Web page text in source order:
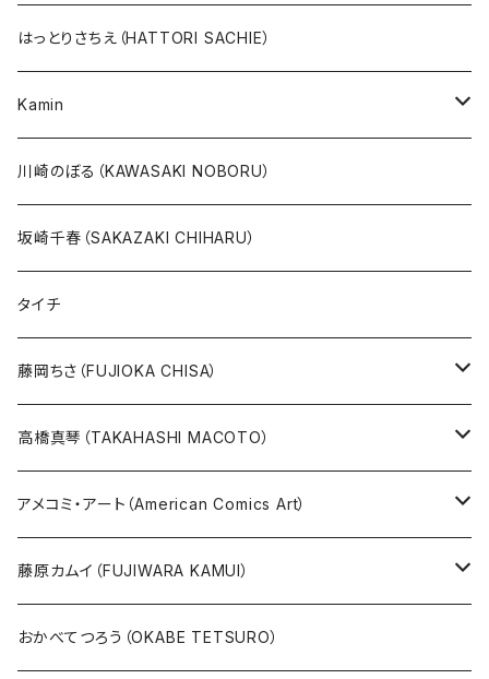
10万未満
20万未満
本、カレンダー
イバラード新作版画2026
鉄腕アトム
ジャングル大帝
その他
人気作品TOP10
版画
あしたのジョー
その他
人気作品TOP5
はっとりさちえ（HATTORI SACHIE）
Kamin
版画
川崎のぼる（KAWASAKI NOBORU）
坂崎千春（SAKAZAKI CHIHARU）
タイチ
藤岡ちさ（FUJIOKA CHISA）
版画
原画
高橋真琴（TAKAHASHI MACOTO）
版画
直筆サイン入り
版上サイン【新作】
グッズ
アメコミ・アート（American Comics Art）
ガブリエーレ・デッロット版画
SPIDER MAN
人気作品TOP5
藤原カムイ（FUJIWARA KAMUI）
複製原画
おかべてつろう（OKABE TETSURO）